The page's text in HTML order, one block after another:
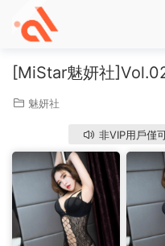
[MiStar魅妍社
魅妍社
非VIP用戶僅